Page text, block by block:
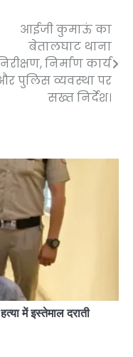
आईजी कुमाऊं का
बेतालघाट थाना
निर्माण कार्य
पुलिस व्यवस्था पर
सख्त निर्देश।
में इस्तेमाल दराती